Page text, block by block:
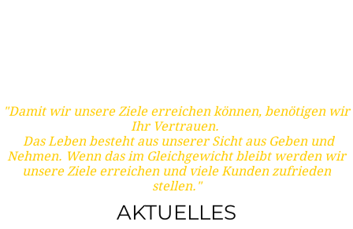
"Damit wir unsere Ziele erreichen können, benötigen wir
Ihr Vertrauen.
Das Leben besteht aus unserer Sicht aus Geben und
Nehmen. Wenn das im Gleichgewicht bleibt werden wir
unsere Ziele erreichen und viele Kunden zufrieden
stellen."
AKTUELLES